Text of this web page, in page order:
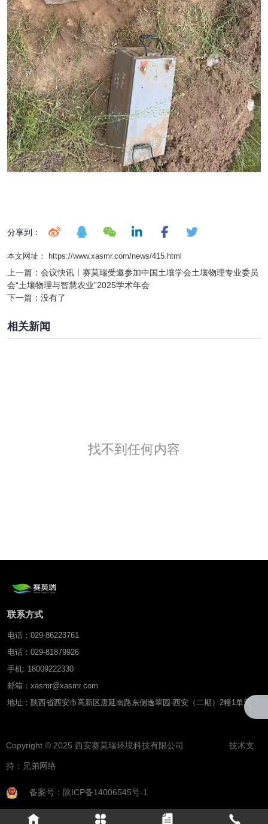
分享到：
本文网址： https://www.xasmr.com/news/415.html
上一篇： 会议快讯丨赛莫瑞受邀参加中国土壤学会土壤物理专业委员
会“土壤物理与智慧农业”2025学术年会
下一篇： 没有了
相关新闻
找不到任何内容
联系方式
电话：029-86223761
电话：029-81879926
手机: 18009222330
邮箱：xasmr@xasmr.com
地址：陕西省西安市高新区唐延南路东侧逸翠园-西安（二期）2幢1单元
Copyright © 2025 西安赛莫瑞环境科技有限公司 技术支
持： 兄弟网络
备案号：陕ICP备14006545号-1